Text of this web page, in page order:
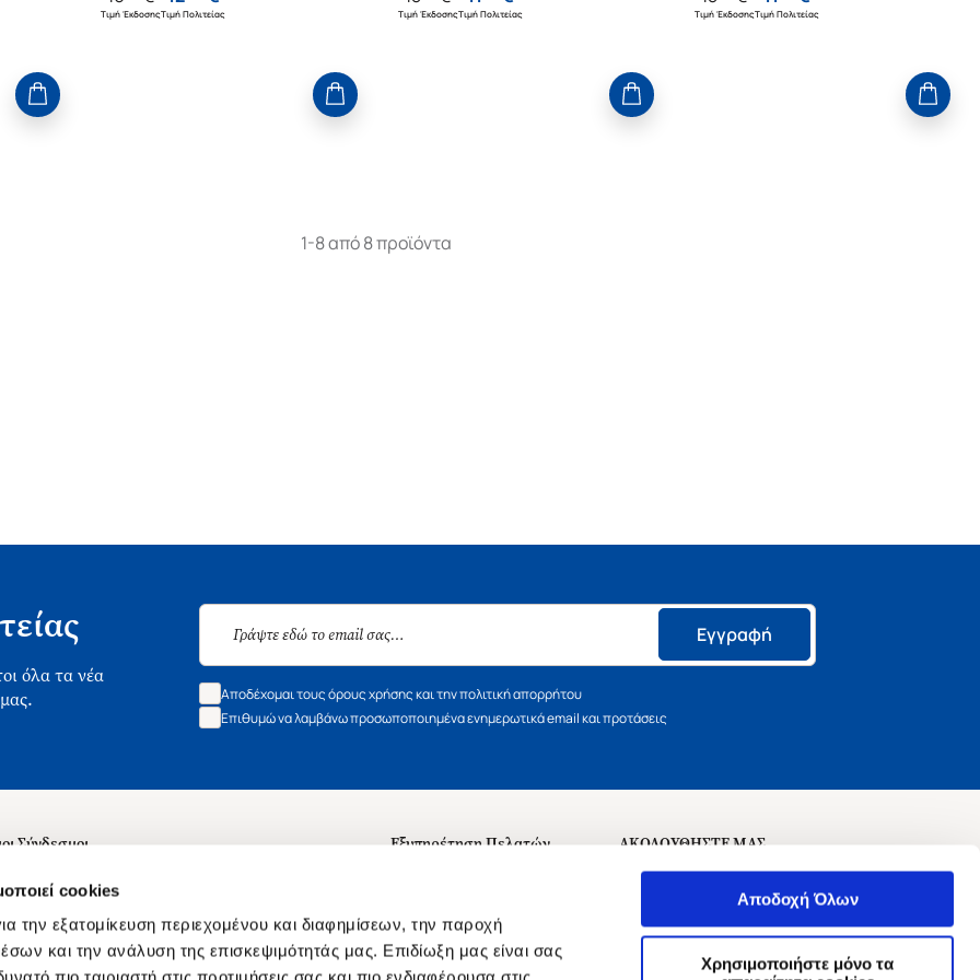
cookies
την εξατομίκευση περιεχομένου και διαφημίσεων, την παροχή
και την ανάλυση της επισκεψιμότητάς μας. Επιδίωξη μας είναι σας
Αποδοχή Όλων
Χρησιμοποιήστε μόνο τα
Τιμή ΈκδοσηςΤιμή Πολιτείας Τιμή ΈκδοσηςΤιμή Πολιτείας Τιμή ΈκδοσηςΤιμή Πολιτείας
1-8 από 8 προϊόντα
όλα τα νέα
Εγγραφή
Αποδέχομαι τους όρους χρήσης και την πολιτική απορρήτου
Επιθυμώ να λαμβάνω προσωποποιημένα ενημερωτικά email και προτάσεις
Σύνδεσμοι
με εμάς
Εργασίας
για τις "Λίστες Επιθυμητών" και τη Βιβλιοθήκη
Εξυπηρέτηση Πελατών
B2B
ΑΚΟΛΟΥΘΗΣΤΕ ΜΑΣ